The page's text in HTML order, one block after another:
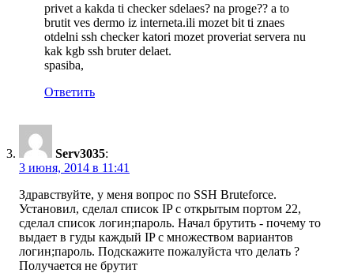
privet a kakda ti checker sdelaes? na proge?? a to
brutit ves dermo iz interneta.ili mozet bit ti znaes
otdelni ssh checker katori mozet proveriat servera nu
kak kgb ssh bruter delaet.
spasiba,
Ответить
Serv3035:
3 июня, 2014 в 11:41
Здравствуйте, у меня вопрос по SSH Bruteforce.
Установил, сделал список IP с открытым портом 22,
сделал список логин;пароль. Начал брутить - почему то
выдает в гуды каждый IP с множеством вариантов
логин;пароль. Подскажите пожалуйста что делать ?
Получается не брутит